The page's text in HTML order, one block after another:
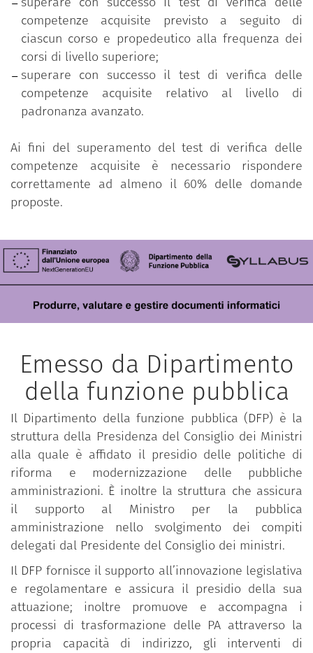
competenze acquisite previsto a seguito di
ciascun corso e propedeutico alla frequenza dei
corsi di livello superiore;
superare con successo il test di verifica delle
competenze acquisite relativo al livello di
padronanza avanzato.
Ai fini del superamento del test di verifica delle
competenze acquisite è necessario rispondere
correttamente ad almeno il 60% delle domande
proposte.
Emesso da Dipartimento
della funzione pubblica
Il Dipartimento della funzione pubblica (DFP) è la
struttura della Presidenza del Consiglio dei Ministri
alla quale è affidato il presidio delle politiche di
riforma e modernizzazione delle pubbliche
amministrazioni. È inoltre la struttura che assicura
il supporto al Ministro per la pubblica
amministrazione nello svolgimento dei compiti
delegati dal Presidente del Consiglio dei ministri.
Il DFP fornisce il supporto all’innovazione legislativa
e regolamentare e assicura il presidio della sua
attuazione; inoltre promuove e accompagna i
processi di trasformazione delle PA attraverso la
propria capacità di indirizzo, gli interventi di